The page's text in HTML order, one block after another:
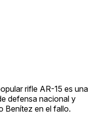
rifle AR-15 es una
defensa nacional y
Benítez en el fallo.